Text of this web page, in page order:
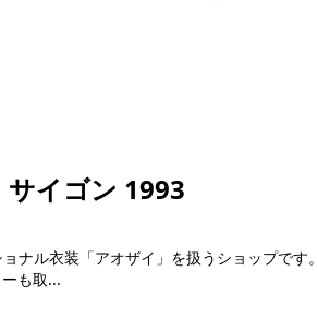
イゴン 1993
ル衣装「アオザイ」を扱うショップです。
も取...